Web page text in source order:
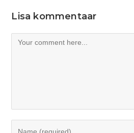
Lisa kommentaar